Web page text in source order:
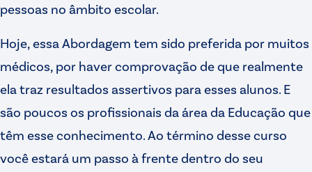
pessoas no âmbito escolar.
Hoje, essa Abordagem tem sido preferida por muitos
médicos, por haver comprovação de que realmente
ela traz resultados assertivos para esses alunos. E
são poucos os profissionais da área da Educação que
têm esse conhecimento. Ao término desse curso
você estará um passo à frente dentro do seu